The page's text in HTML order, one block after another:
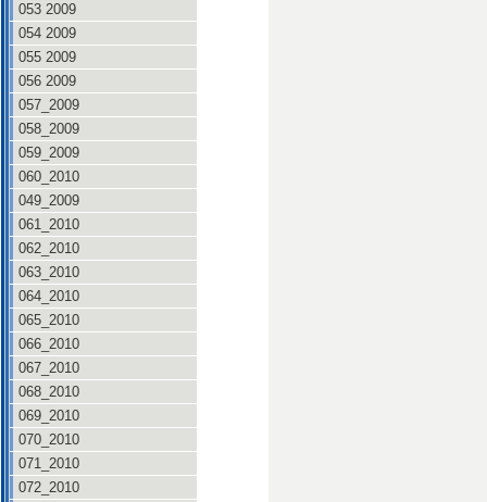
053 2009
054 2009
055 2009
056 2009
057_2009
058_2009
059_2009
060_2010
049_2009
061_2010
062_2010
063_2010
064_2010
065_2010
066_2010
067_2010
068_2010
069_2010
070_2010
071_2010
072_2010